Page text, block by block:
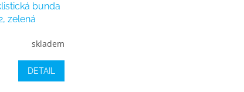
bunda
zelená
skladem
DETAIL